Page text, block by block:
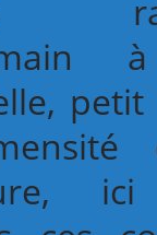
petit
ici